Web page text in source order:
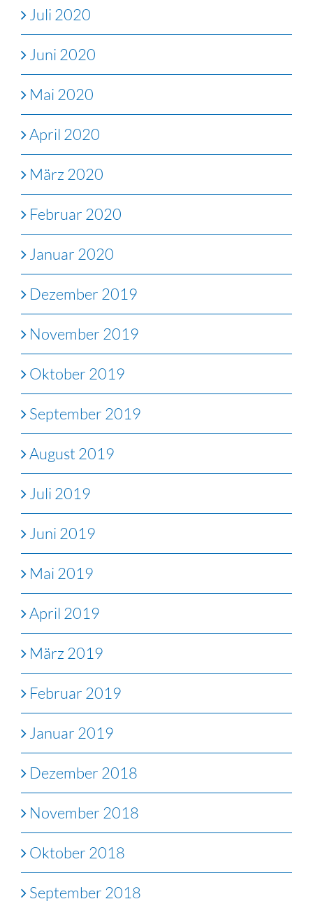
Juli 2020
Juni 2020
Mai 2020
April 2020
März 2020
Februar 2020
Januar 2020
Dezember 2019
November 2019
Oktober 2019
September 2019
August 2019
Juli 2019
Juni 2019
Mai 2019
April 2019
März 2019
Februar 2019
Januar 2019
Dezember 2018
November 2018
Oktober 2018
September 2018